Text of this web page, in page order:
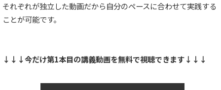
それぞれが独立した動画だから自分のペースに合わせて実践する
ことが可能です。
↓↓↓今だけ第1本目の講義動画を無料で視聴できます↓↓↓